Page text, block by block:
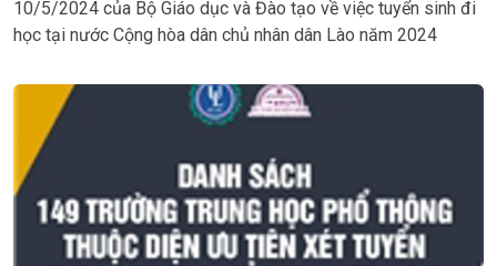
10/5/2024 của Bộ Giáo dục và Đào tạo về việc tuyển sinh đi
học tại nước Cộng hòa dân chủ nhân dân Lào năm 2024